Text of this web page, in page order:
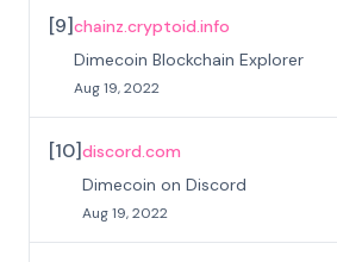
[9]chainz.cryptoid.info
Dimecoin Blockchain Explorer
Aug 19, 2022
[10]discord.com
Dimecoin on Discord
Aug 19, 2022